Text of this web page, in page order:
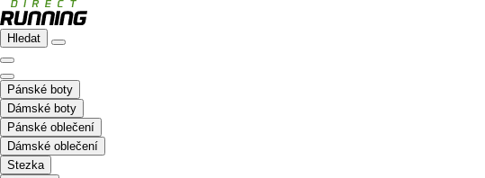
Hledat
Pánské boty
Dámské boty
Pánské oblečení
Dámské oblečení
Stezka